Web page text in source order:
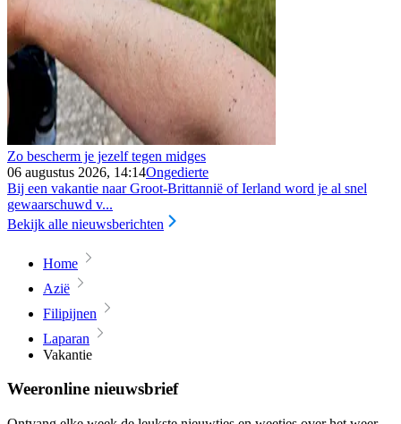
Zo bescherm je jezelf tegen midges
06 augustus 2026, 14:14Ongedierte
Bij een vakantie naar Groot-Brittannië of Ierland word je al snel
gewaarschuwd v...
Bekijk alle nieuwsberichten
Home
Azië
Filipijnen
Laparan
Vakantie
Weeronline nieuwsbrief